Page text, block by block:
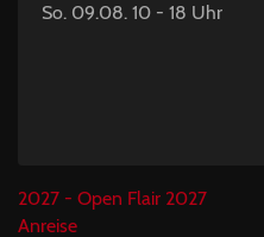
So. 09.08. 10 - 18 Uhr
2027 - Open Flair 2027
Anreise